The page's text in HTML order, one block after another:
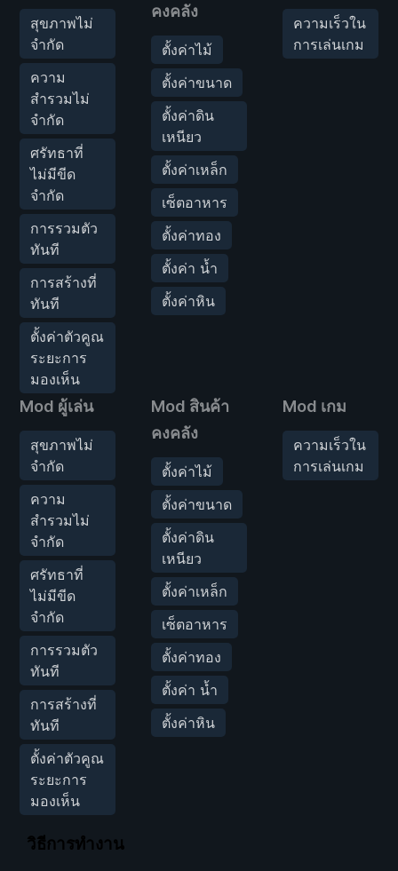
สุขภาพไม่
จำกัด
ความ
สำรวมไม่
จำกัด
ศรัทธาที่
ไม่มีขีด
จำกัด
การรวมตัว
ทันที
การสร้างที่
ทันที
ตั้งค่าตัวคูณ
ระยะการ
มองเห็น
คงคลัง
ตั้งค่าไม้
ตั้งค่าขนาด
ตั้งค่าดิน
เหนียว
ตั้งค่าเหล็ก
เซ็ตอาหาร
ตั้งค่าทอง
ตั้งค่า น้ำ
ตั้งค่าหิน
ความเร็วใน
การเล่นเกม
Mod ผู้เล่น
สุขภาพไม่
จำกัด
ความ
สำรวมไม่
จำกัด
ศรัทธาที่
ไม่มีขีด
จำกัด
การรวมตัว
ทันที
การสร้างที่
ทันที
ตั้งค่าตัวคูณ
ระยะการ
มองเห็น
Mod สินค้า
คงคลัง
ตั้งค่าไม้
ตั้งค่าขนาด
ตั้งค่าดิน
เหนียว
ตั้งค่าเหล็ก
เซ็ตอาหาร
ตั้งค่าทอง
ตั้งค่า น้ำ
ตั้งค่าหิน
Mod เกม
ความเร็วใน
การเล่นเกม
วิธีการทำงาน